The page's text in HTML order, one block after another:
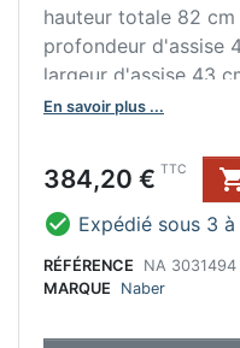
hauteur totale 82 cm
profondeur d'assise
largeur d'assise 43
hauteur d'assise 48
livraison démontée
En savoir plus ...
Prix
384,20 € TTC
 Expédié sous 3
RÉFÉRENCE NA 3031494
MARQUE
Naber